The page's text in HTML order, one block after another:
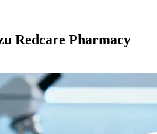
Redcare Pharmacy